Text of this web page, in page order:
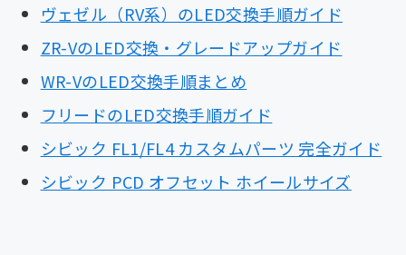
ヴェゼル（RV系）のLED交換手順ガイド
ZR-VのLED交換・グレードアップガイド
WR-VのLED交換手順まとめ
フリードのLED交換手順ガイド
シビック FL1/FL4 カスタムパーツ 完全ガイド
シビック PCD オフセット ホイールサイズ